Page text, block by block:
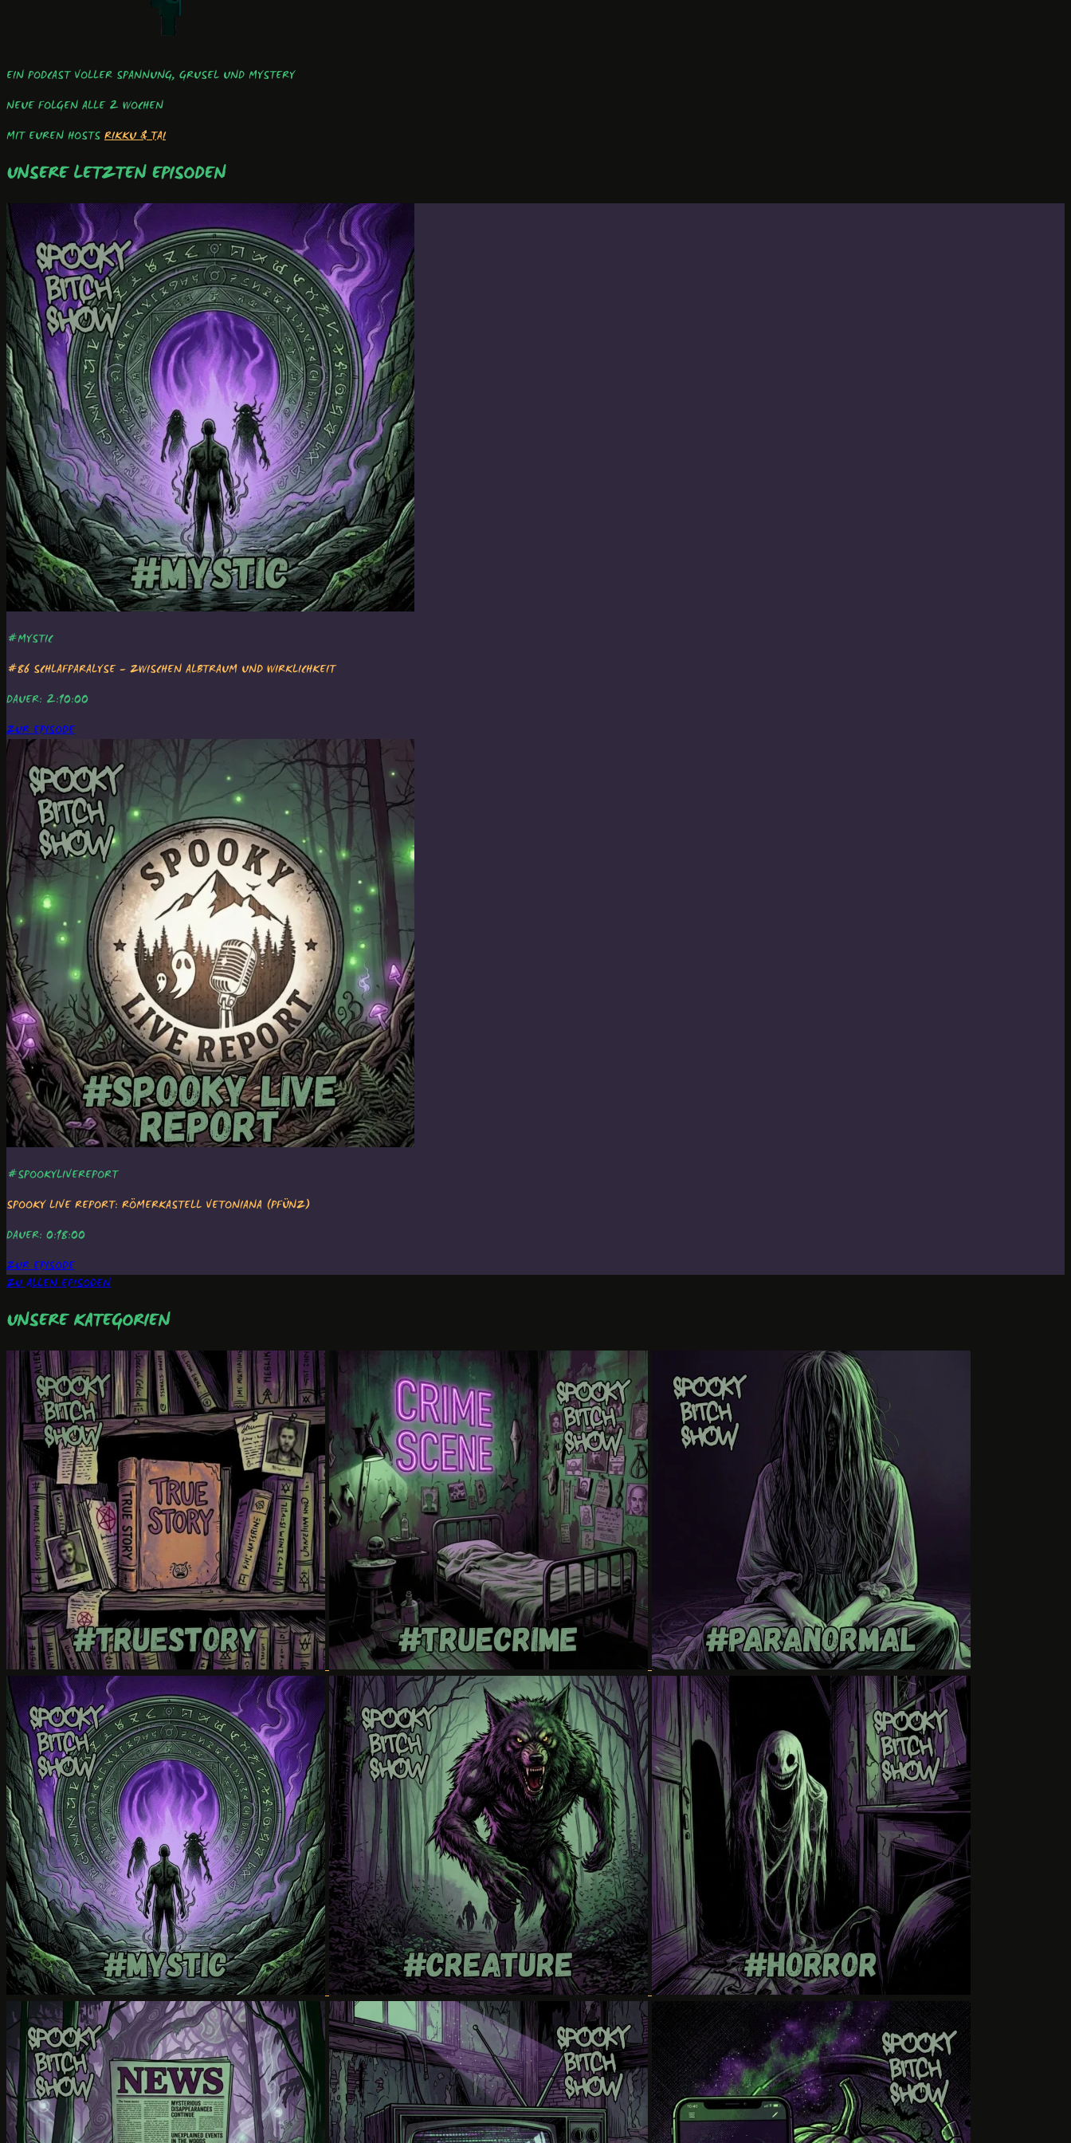
EIN PODCAST VOLLER SPANNUNG, GRUSEL UND MYSTERY
NEUE FOLGEN ALLE 2 WOCHEN
MIT EUREN HOSTS RIKKU & TAI
UNSERE LETZTEN EPISODEN
#MYSTIC
#86 SCHLAFPARALYSE – ZWISCHEN ALBTRAUM UND WIRKLICHKEIT
DAUER: 2:10:00
ZUR EPISODE
#SPOOKYLIVEREPORT
SPOOKY LIVE REPORT: RÖMERKASTELL VETONIANA (PFÜNZ)
DAUER: 0:18:00
ZUR EPISODE
ZU ALLEN EPISODEN
UNSERE KATEGORIEN